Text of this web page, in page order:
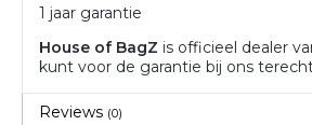
1 jaar garantie
House of BagZ is officieel dealer
kunt voor de garantie bij ons
Reviews (0)